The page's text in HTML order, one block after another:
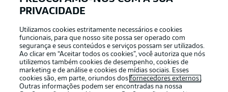
APLICATIVO DA BUNDESLIGA
Oferecido por
PRIVACIDADE
Utilizamos cookies estritamente necessários e cookies
funcionais, para que nosso site possa ser operado com
segurança e seus conteúdos e serviços possam ser utilizados.
Ao clicar em “Aceitar todos os cookies”, você autoriza que nós
utilizemos também cookies de desempenho, cookies de
marketing e de análise e cookies de mídias sociais. Esses
cookies são, em parte, oriundos dosfornecedores externos .
Outras informações podem ser encontradas na nossa